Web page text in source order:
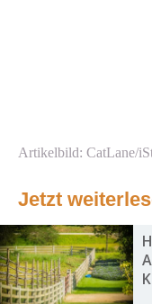
Artikelbild: CatLane/
Jetzt